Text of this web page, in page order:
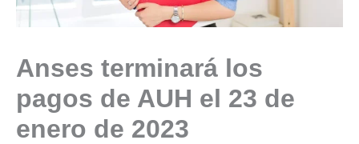
Anses terminará los
pagos de AUH el 23 de
enero de 2023